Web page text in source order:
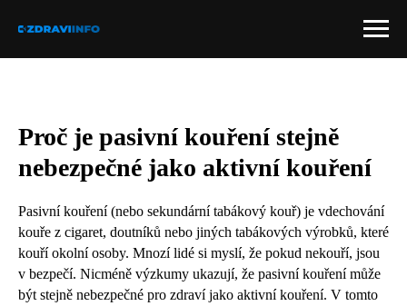
Proč je pasivní kouření stejně
nebezpečné jako aktivní kouření
Pasivní kouření (nebo sekundární tabákový kouř) je vdechování
kouře z cigaret, doutníků nebo jiných tabákových výrobků, které
kouří okolní osoby. Mnozí lidé si myslí, že pokud nekouří, jsou
v bezpečí. Nicméně výzkumy ukazují, že pasivní kouření může
být stejně nebezpečné pro zdraví jako aktivní kouření. V tomto